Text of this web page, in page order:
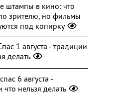
штампы в кино: что
зрителю, но фильмы
под копирку
1 августа - традиции
делать
6 августа -
нельзя делать